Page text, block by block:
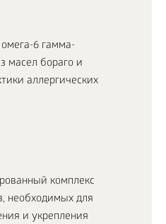
6 гамма-
масел бораго и
аллергических
комплекс
необходимых для
и укрепления